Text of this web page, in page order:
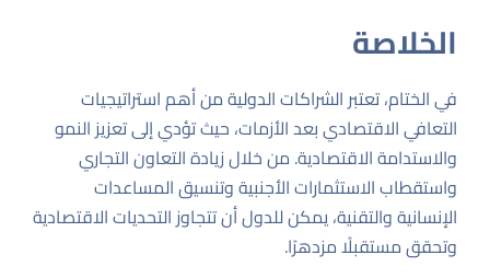
الخلاصة
في الختام، تعتبر الشراكات الدولية من أهم استراتيجيات
التعافي الاقتصادي بعد الأزمات، حيث تؤدي إلى تعزيز النمو
والاستدامة الاقتصادية. من خلال زيادة التعاون التجاري
واستقطاب الاستثمارات الأجنبية وتنسيق المساعدات
الإنسانية والتقنية، يمكن للدول أن تتجاوز التحديات الاقتصادية
وتحقق مستقبلًا مزدهرًا.